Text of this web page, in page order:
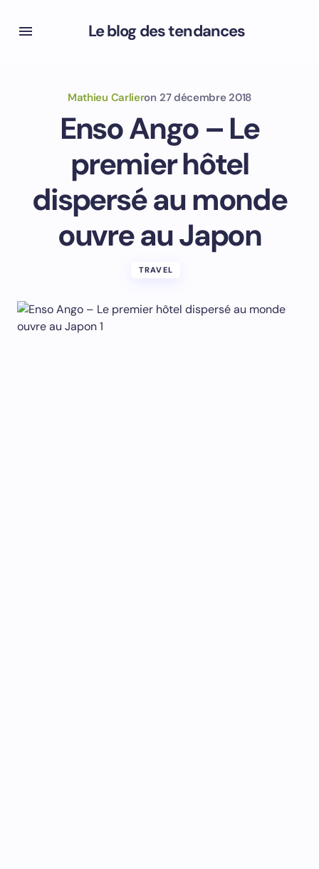
Le blog des tendances
Mathieu Carlieron 27 décembre 2018
Enso Ango – Le
premier hôtel
dispersé au monde
ouvre au Japon
TRAVEL